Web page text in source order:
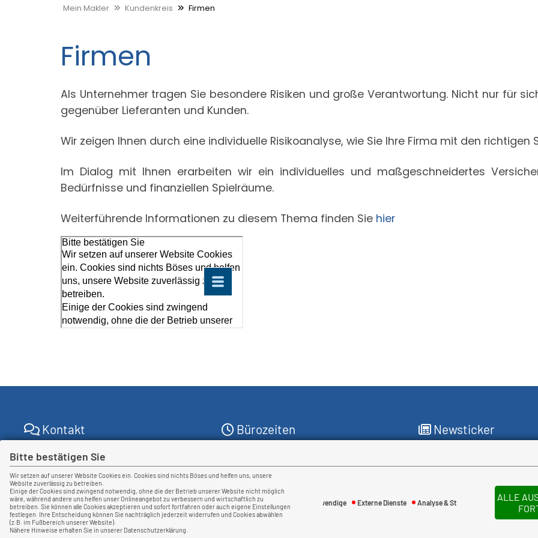
Bitte bestätigen Sie
Wir setzen auf unserer Website Cookies ein. Cookies sind nichts Böses und helfen uns, unsere
Website zuverlässig zu betreiben.
Einige der Cookies sind zwingend notwendig, ohne die der Betrieb unserer Website nicht möglich
wäre, während andere uns helfen unser Onlineangebot zu verbessern und wirtschaftlich zu
betreiben. Sie können alle Cookies akzeptieren und sofort fortfahren oder auch eigene Einstellungen
festlegen. Ihre Entscheidung können Sie nachträglich jederzeit widerrufen und Cookies abwählen
(z.B. im Fußbereich unserer Website).
Nähere Hinweise erhalten Sie in unserer Datenschutzerklärung.
Notwendige Externe Dienste Analyse & Statistik
ALLE
Mein Makler Kundenkreis Firmen
Firmen
Als Unternehmer tragen Sie besondere Risiken und große Verantwortung. Nicht nur für
gegenüber Lieferanten und Kunden.
Wir zeigen Ihnen durch eine individuelle Risikoanalyse, wie Sie Ihre Firma mit den
Im Dialog mit Ihnen erarbeiten wir ein individuelles und maßgeschneidertes
Bedürfnisse und finanziellen Spielräume.
Weiterführende Informationen zu diesem Thema finden Sie hier
Kontakt
Versicherungsmakler GmbH
Brüsseler Allee 14
41812 Erkelenz
+49 2431 806095-1
info[at]bkvm.de
Bürozeiten
Wir sind für Sie da
Montag - Freitag
07:00 - 12:00 Uhr
13:00 - 16:30 Uhr
Newsticker